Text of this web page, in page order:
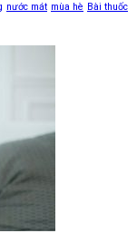
nước mát mùa hè Bài thuốc